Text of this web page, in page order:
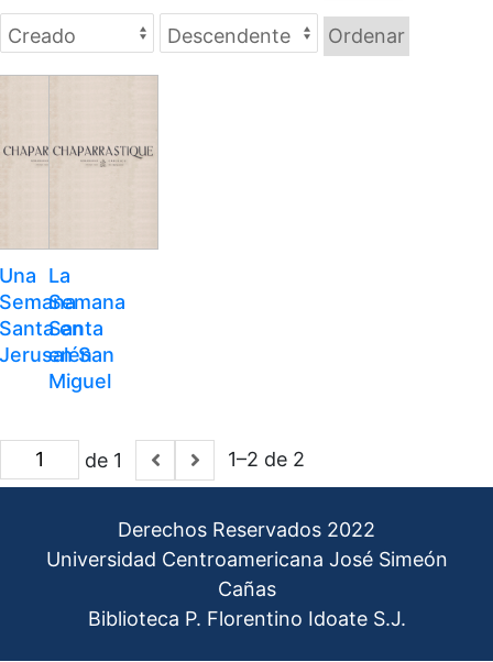
Ordenar
Una
Semana
Santa en
Jerusalén
La
Semana
Santa
en San
Miguel
de 1 1–2 de 2
Derechos Reservados 2022
Universidad Centroamericana José Simeón
Cañas
Biblioteca P. Florentino Idoate S.J.